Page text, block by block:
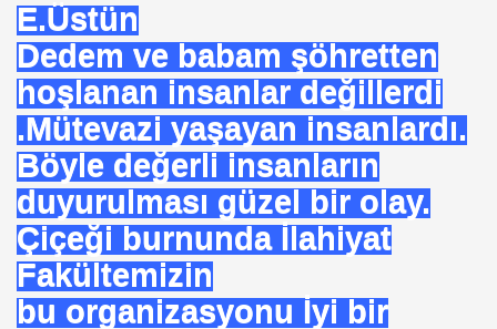
E.Üstün
Dedem ve babam şöhretten
hoşlanan insanlar değillerdi
.Mütevazi yaşayan insanlardı.
Böyle değerli insanların
duyurulması güzel bir olay.
Çiçeği burnunda İlahiyat
Fakültemizin
bu organizasyonu İyi bir
KÖTÜLÜKDE. YOKTUR
ENDÜLÜS. SELAHADDIN EYYUBİ. ISTANBULUN
ITIRAFLARI.